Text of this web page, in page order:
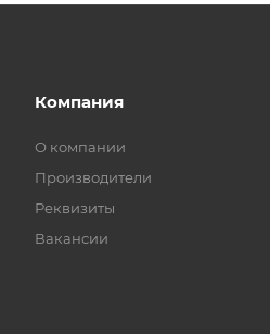
Компания
О компании
Производители
Реквизиты
Вакансии